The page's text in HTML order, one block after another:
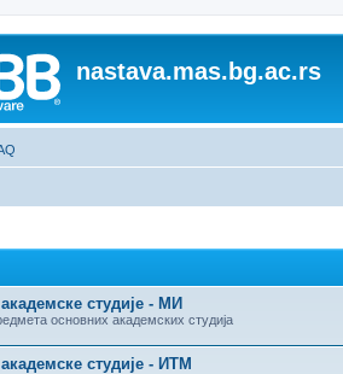
nastava.mas.bg.ac.rs
студије - МИ
основних академских студија
студије - ИТМ